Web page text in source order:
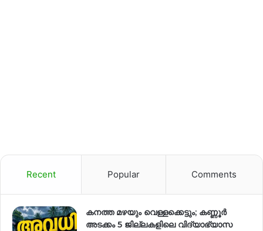
Recent Popular Comments
കനത്ത മഴയും വെള്ളക്കെട്ടും; കണ്ണൂർ
അടക്കം 5 ജില്ലകളിലെ വിദ്യാഭ്യാസ